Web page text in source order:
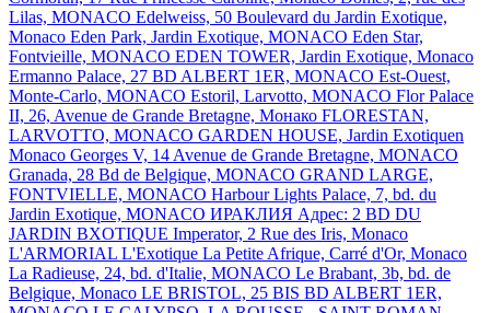
Lilas, MONACO Edelweiss, 50 Boulevard du Jardin Exotique,
Monaco Eden Park, Jardin Exotique, MONACO Eden Star,
Fontvieille, MONACO EDEN TOWER, Jardin Exotique, Monaco
Ermanno Palace, 27 BD ALBERT 1ER, MONACO Est-Ouest,
Monte-Carlo, MONACO Estoril, Larvotto, MONACO Flor Palace
II, 26, Avenue de Grande Bretagne, Монако FLORESTAN,
LARVOTTO, MONACO GARDEN HOUSE, Jardin Exotiquen
Monaco Georges V, 14 Avenue de Grande Bretagne, MONACO
Granada, 28 Bd de Belgique, MONACO GRAND LARGE,
FONTVIELLE, MONACO Harbour Lights Palace, 7, bd. du
Jardin Exotique, MONACO ИРАКЛИЯ Адрес: 2 BD DU
JARDIN BXOTIQUE Imperator, 2 Rue des Iris, Monaco
L'ARMORIAL L'Exotique La Petite Afrique, Carré d'Or, Monaco
La Radieuse, 24, bd. d'Italie, MONACO Le Brabant, 3b, bd. de
Belgique, Monaco LE BRISTOL, 25 BIS BD ALBERT 1ER,